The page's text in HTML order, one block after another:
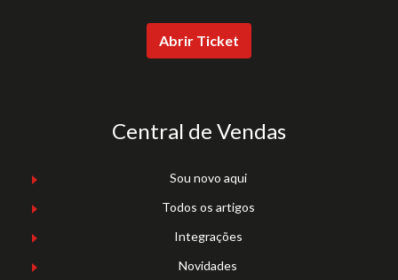
Abrir Ticket
Central de Vendas
Sou novo aqui
Todos os artigos
Integrações
Novidades